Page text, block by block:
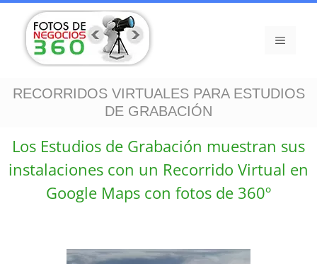
RECORRIDOS VIRTUALES PARA ESTUDIOS
DE GRABACIÓN
Los Estudios de Grabación muestran sus
instalaciones con un Recorrido Virtual en
Google Maps con fotos de 360º